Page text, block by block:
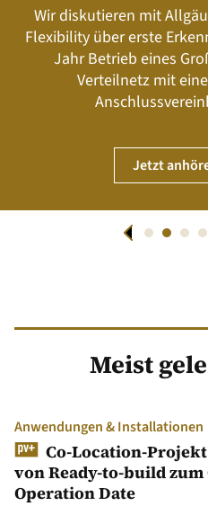
Wir diskutieren mit
Flexibility über erste
Jahr Betrieb eines
Verteilnetz mit
Jetzt
Meist
Anwendungen & Installationen
Co-Location-
von Ready-to-build
Operation Date